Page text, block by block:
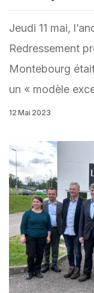
Jeudi 11 mai,
Redressement
Montebourg
un « modèle
12 Mai 2023